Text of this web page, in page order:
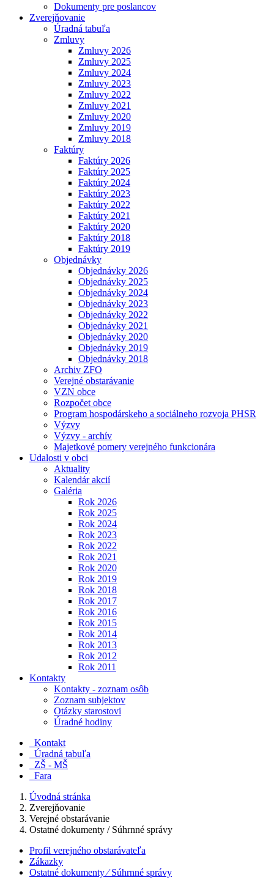
Dokumenty pre poslancov
Zverejňovanie
Úradná tabuľa
Zmluvy
Zmluvy 2026
Zmluvy 2025
Zmluvy 2024
Zmluvy 2023
Zmluvy 2022
Zmluvy 2021
Zmluvy 2020
Zmluvy 2019
Zmluvy 2018
Faktúry
Faktúry 2026
Faktúry 2025
Faktúry 2024
Faktúry 2023
Faktúry 2022
Faktúry 2021
Faktúry 2020
Faktúry 2018
Faktúry 2019
Objednávky
Objednávky 2026
Objednávky 2025
Objednávky 2024
Objednávky 2023
Objednávky 2022
Objednávky 2021
Objednávky 2020
Objednávky 2019
Objednávky 2018
Archiv ZFO
Verejné obstarávanie
VZN obce
Rozpočet obce
Program hospodárskeho a sociálneho rozvoja PHSR
Výzvy
Výzvy - archív
Majetkové pomery verejného funkcionára
Udalosti v obci
Aktuality
Kalendár akcií
Galéria
Rok 2026
Rok 2025
Rok 2024
Rok 2023
Rok 2022
Rok 2021
Rok 2020
Rok 2019
Rok 2018
Rok 2017
Rok 2016
Rok 2015
Rok 2014
Rok 2013
Rok 2012
Rok 2011
Kontakty
Kontakty - zoznam osôb
Zoznam subjektov
Otázky starostovi
Úradné hodiny
Kontakt
Úradná tabuľa
ZŠ - MŠ
Fara
Úvodná stránka
Zverejňovanie
Verejné obstarávanie
Ostatné dokumenty / Súhrnné správy
Profil verejného obstarávateľa
Zákazky
Ostatné dokumenty ⁄ Súhrnné správy